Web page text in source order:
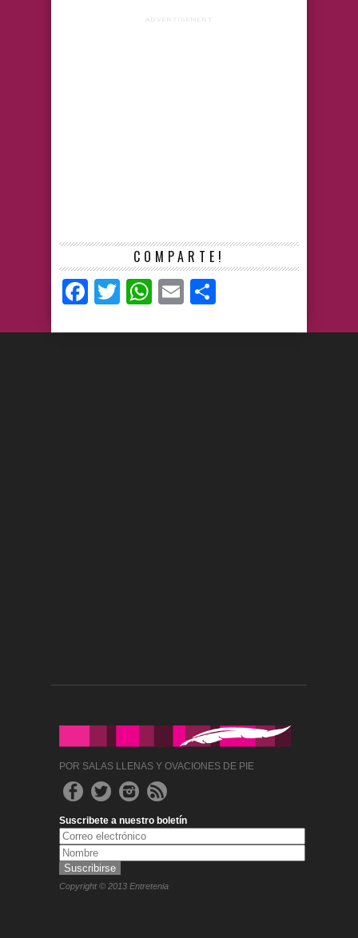
ADVERTISEMENT
COMPARTE!
Facebook
TwitterWhatsApp
Email
POR SALAS LLENAS Y OVACIONES DE PIE
Suscribete a nuestro boletín
Copyright © 2013 Entretenia